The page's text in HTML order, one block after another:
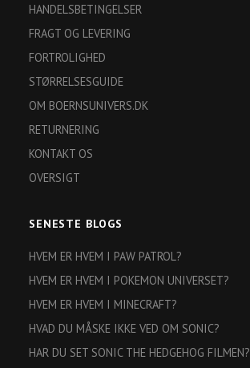
HANDELSBETINGELSER
FRAGT OG LEVERING
FORTROLIGHED
STØRRELSESGUIDE
OM BOERNSUNIVERS.DK
RETURNERING
KONTAKT OS
OVERSIGT
SENESTE BLOGS
HVEM ER HVEM I PAW PATROL?
HVEM ER HVEM I POKEMON UNIVERSET?
HVEM ER HVEM I MINECRAFT?
HVAD DU MÅSKE IKKE VED OM SONIC?
HAR DU SET SONIC THE HEDGEHOG FILMEN?